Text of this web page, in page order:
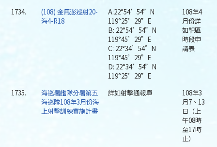
1734.
(108) 金馬澎巡射20-
海4-R18
A:22°54’54”N
119°25’29”E
B: 22°54’54”N
119°45’29”E
C: 22°34’54”N
119°45’29”E
D: 22°34’54”N
119°25’29”E
108年4
月份詳
如靶區
時段申
請表
1735.
海巡署艦隊分署第五
海巡隊108年3月份海
上射擊訓練實施計畫
詳如射擊通報單
108年3
月7、13
日（上
午08時
至17時
止）